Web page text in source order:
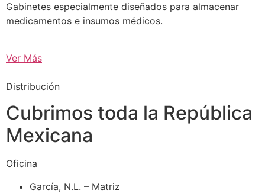
Gabinetes especialmente diseñados para almacenar
medicamentos e insumos médicos.
Ver Más
Distribución
Cubrimos toda la República
Mexicana
Oficina
García, N.L. – Matriz